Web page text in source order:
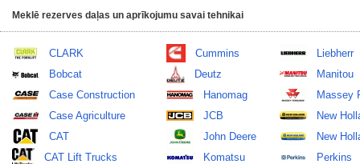
Meklē rezerves daļas un aprīkojumu savai tehnikai
CLARK
Bobcat
Case Construction
Case Agriculture
CAT
CAT Lift Trucks
Cummins
Deutz
Hanomag
JCB
John Deere
Komatsu
Liebherr
Manitou
Massey
New
New
Perkins